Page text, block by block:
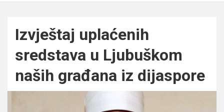
Izvještaj uplaćenih
sredstava u Ljubuškom
naših građana iz dijaspore